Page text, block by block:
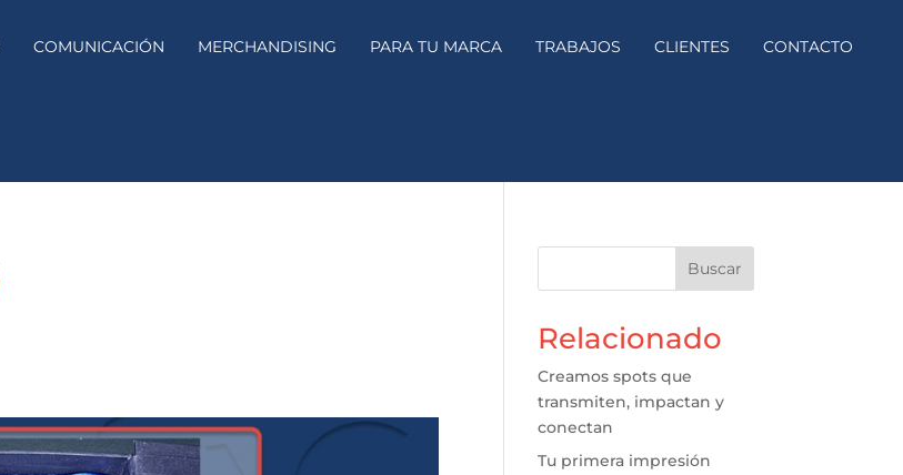
COMUNICACIÓN MERCHANDISING PARA TU MARCA TRABAJOS CLIENTES CONTACTO
Buscar
Relacionado
Creamos spots que
transmiten, impactan y
conectan
Tu primera impresión